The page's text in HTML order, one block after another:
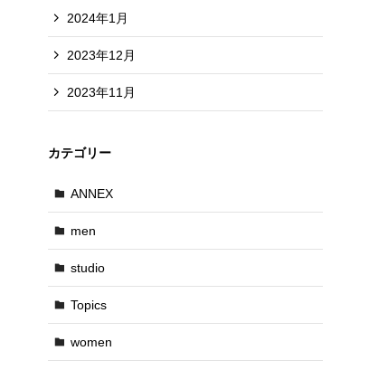
2024年1月
2023年12月
2023年11月
カテゴリー
ANNEX
men
studio
Topics
women